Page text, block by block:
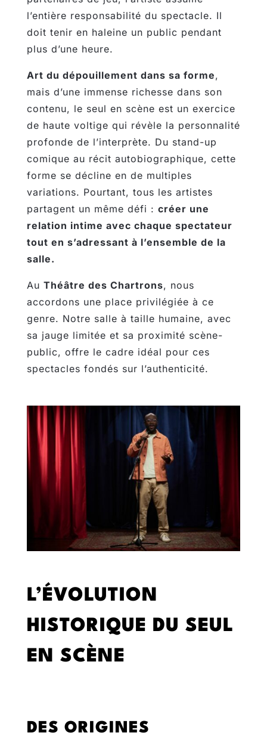
l’entière responsabilité du spectacle. Il
doit tenir en haleine un public pendant
plus d’une heure.
Art du dépouillement dans sa forme,
mais d’une immense richesse dans son
contenu, le seul en scène est un exercice
de haute voltige qui révèle la personnalité
profonde de l’interprète. Du stand-up
comique au récit autobiographique, cette
forme se décline en de multiples
variations. Pourtant, tous les artistes
partagent un même défi : créer une
relation intime avec chaque spectateur
tout en s’adressant à l’ensemble de la
salle.
Au Théâtre des Chartrons, nous
accordons une place privilégiée à ce
genre. Notre salle à taille humaine, avec
sa jauge limitée et sa proximité scène-
public, offre le cadre idéal pour ces
spectacles fondés sur l’authenticité.
L’ÉVOLUTION
HISTORIQUE DU SEUL
EN SCÈNE
DES ORIGINES